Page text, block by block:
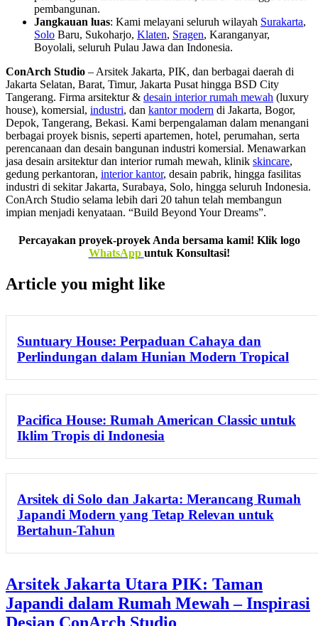
pembangunan.
Jangkauan luas: Kami melayani seluruh wilayah Surakarta,
Solo Baru, Sukoharjo, Klaten, Sragen, Karanganyar,
Boyolali, seluruh Pulau Jawa dan Indonesia.
ConArch Studio – Arsitek Jakarta, PIK, dan berbagai daerah di
Jakarta Selatan, Barat, Timur, Jakarta Pusat hingga BSD City
Tangerang. Firma arsitektur & desain interior rumah mewah (luxury
house), komersial, industri, dan kantor modern di Jakarta, Bogor,
Depok, Tangerang, Bekasi. Kami berpengalaman dalam menangani
berbagai proyek bisnis, seperti apartemen, hotel, perumahan, serta
perencanaan dan desain bangunan industri komersial. Menawarkan
jasa desain arsitektur dan interior rumah mewah, klinik skincare,
gedung perkantoran, interior kantor, desain pabrik, hingga fasilitas
industri di sekitar Jakarta, Surabaya, Solo, hingga seluruh Indonesia.
ConArch Studio selama lebih dari 20 tahun telah membangun
impian menjadi kenyataan. “Build Beyond Your Dreams”.
Percayakan proyek-proyek Anda bersama kami! Klik logo
WhatsApp untuk Konsultasi!
Article you might like
Suntuary House: Perpaduan Cahaya dan
Perlindungan dalam Hunian Modern Tropical
Pacifica House: Rumah American Classic untuk
Iklim Tropis di Indonesia
Arsitek di Solo dan Jakarta: Merancang Rumah
Japandi Modern yang Tetap Relevan untuk
Bertahun-Tahun
Arsitek Jakarta Utara PIK: Taman
Japandi dalam Rumah Mewah – Inspirasi